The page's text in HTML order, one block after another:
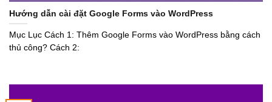
Hướng dẫn cài đặt Google Forms vào WordPress
Mục Lục Cách 1: Thêm Google Forms vào WordPress bằng cách
thủ công? Cách 2: